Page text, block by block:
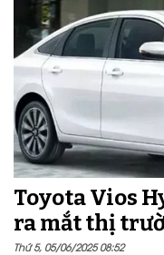
Toyota Vios
ra mắt thị
Thứ 5, 05/06/2025 08:52